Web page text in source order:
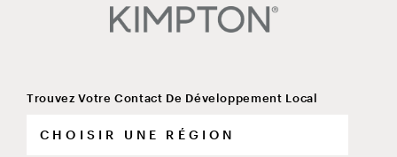
Trouvez Votre Contact De Développement Local
Kimpton Mas Olas Resort & Spa